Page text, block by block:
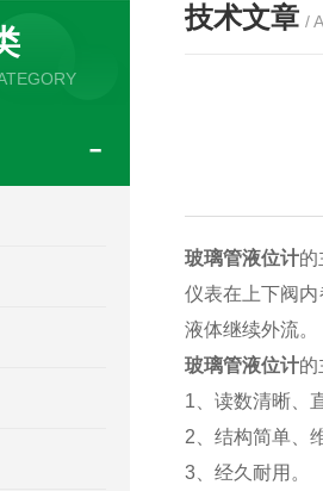
技术文章 /
玻璃管液位计的
仪表在上下阀
液体继续外流。
玻璃管液位计的
1、读数清晰、
2、结构简单、
3、经久耐用。